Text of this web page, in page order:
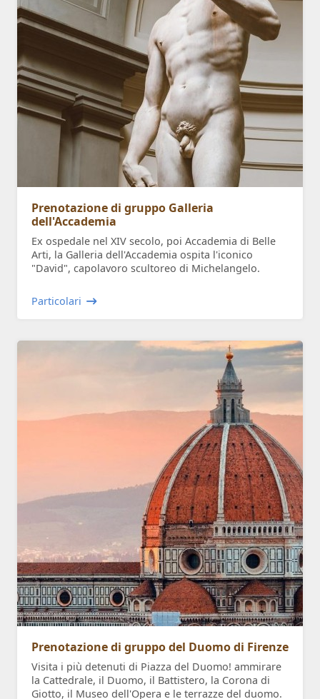
Prenotazione di gruppo Galleria
dell'Accademia
Ex ospedale nel XIV secolo, poi Accademia di Belle
Arti, la Galleria dell'Accademia ospita l'iconico
"David", capolavoro scultoreo di Michelangelo.
Particolari
Prenotazione di gruppo del Duomo di Firenze
Visita i più detenuti di Piazza del Duomo! ammirare
la Cattedrale, il Duomo, il Battistero, la Corona di
Giotto, il Museo dell'Opera e le terrazze del duomo.